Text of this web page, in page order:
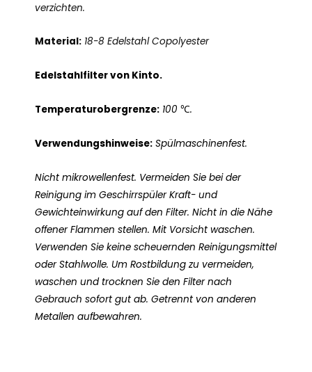
verzichten.
Material: 18-8 Edelstahl Copolyester
Edelstahlfilter von Kinto.
Temperaturobergrenze: 100 ℃.
Verwendungshinweise: Spülmaschinenfest.
Nicht mikrowellenfest. Vermeiden Sie bei der
Reinigung im Geschirrspüler Kraft- und
Gewichteinwirkung auf den Filter. Nicht in die Nähe
offener Flammen stellen. Mit Vorsicht waschen.
Verwenden Sie keine scheuernden Reinigungsmittel
oder Stahlwolle. Um Rostbildung zu vermeiden,
waschen und trocknen Sie den Filter nach
Gebrauch sofort gut ab. Getrennt von anderen
Metallen aufbewahren.